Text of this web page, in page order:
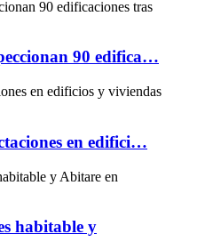
90 edifica…
en edifici…
habitable y